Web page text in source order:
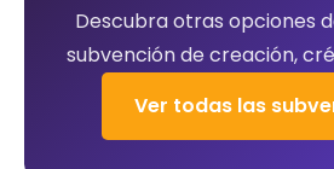
Descubra otras opciones
subvención de creación,
Ver todas las